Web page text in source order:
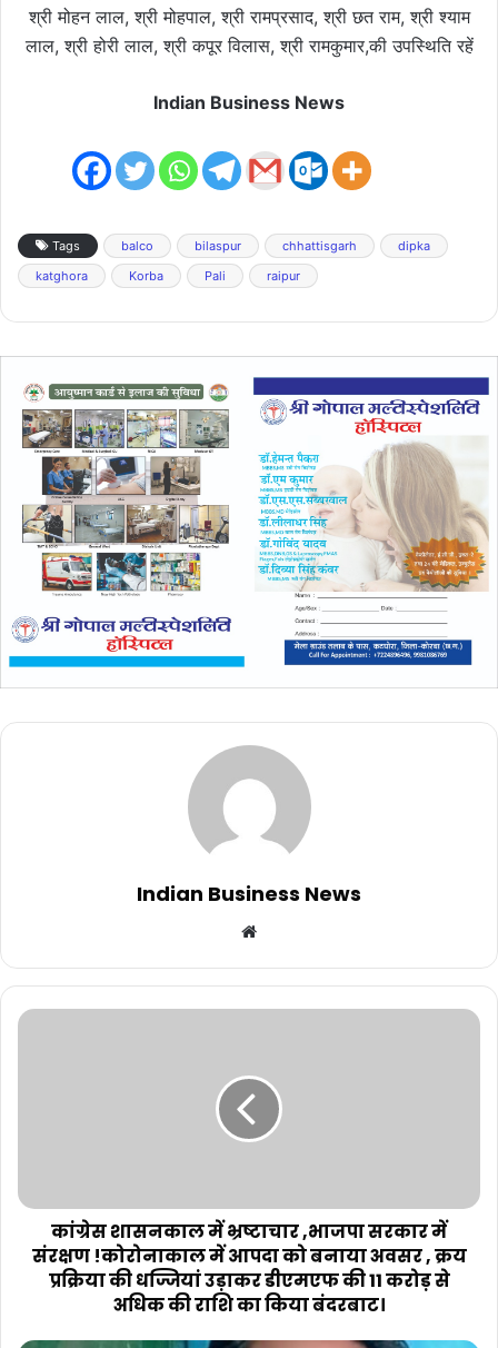
श्री मोहन लाल, श्री मोहपाल, श्री रामप्रसाद, श्री छत राम, श्री श्याम
लाल, श्री होरी लाल, श्री कपूर विलास, श्री रामकुमार,की उपस्थिति रहें
Indian Business News
Tags balco bilaspur chhattisgarh
dipka
katghora
Korba Pali raipur
Indian Business News
Website
कांग्रेस शासनकाल में भ्रष्टाचार ,भाजपा सरकार में
संरक्षण !कोरोनाकाल में आपदा को बनाया अवसर , क्रय
प्रक्रिया की धज्जियां उड़ाकर डीएमएफ की 11 करोड़ से
अधिक की राशि का किया बंदरबाट।